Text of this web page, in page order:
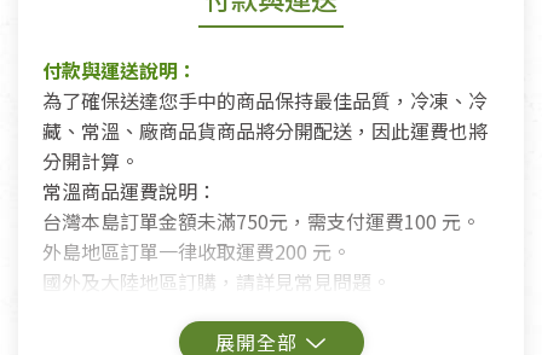
付款與運送說明：
為了確保送達您手中的商品保持最佳品質，冷凍、冷
藏、常溫、廠商品貨商品將分開配送，因此運費也將
分開計算。
常溫商品運費說明：
台灣本島訂單金額未滿750元，需支付運費100 元。
外島地區訂單一律收取運費200 元。
國外及大陸地區訂購，請詳見常見問題。